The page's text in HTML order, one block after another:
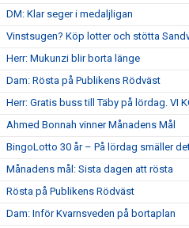
DM: Klar seger i medaljligan
Vinstsugen? Köp lotter och stötta
Herr: Mukunzi blir borta länge
Dam: Rösta på Publikens Rödväst
Herr: Gratis buss till Täby på lördag. VI
Ahmed Bonnah vinner Månadens Mål
BingoLotto 30 år – På lördag smäller
Månadens mål: Sista dagen att rösta
Rösta på Publikens Rödväst
Dam: Inför Kvarnsveden på bortaplan